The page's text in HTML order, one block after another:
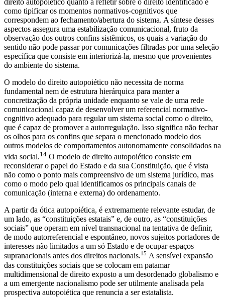
direito autopoiético quanto a refletir sobre o direito identificado e
como tipificar os momentos normativos-cognitivos que
correspondem ao fechamento/abertura do sistema. A síntese desses
aspectos assegura uma estabilização comunicacional, fruto da
observação dos outros confins sistêmicos, os quais a variação do
sentido não pode passar por comunicações filtradas por uma seleção
específica que consiste em interiorizá-la, mesmo que provenientes
do ambiente do sistema.
O modelo do direito autopoiético não necessita de norma
fundamental nem de estrutura hierárquica para manter a
concretização da própria unidade enquanto se vale de uma rede
comunicacional capaz de desenvolver um referencial normativo-
cognitivo adequado para regular um sistema social como o direito,
que é capaz de promover a autorregulação. Isso significa não fechar
os olhos para os confins que separa o mencionado modelo dos
outros modelos de comportamentos autonomamente consolidados na
vida social.14 O modelo de direito autopoiético consiste em
reconsiderar o papel do Estado e da sua Constituição, que é vista
não como o ponto mais compreensivo de um sistema jurídico, mas
como o modo pelo qual identificamos os principais canais de
comunicação (interna e externa) do ordenamento.
A partir da ótica autopoiética, é extremamente relevante estudar, de
um lado, as “constituições estatais” e, de outro, as “constituições
sociais” que operam em nível transnacional na tentativa de definir,
de modo autorreferencial e espontâneo, novos sujeitos portadores de
interesses não limitados a um só Estado e de ocupar espaços
supranacionais antes dos direitos nacionais.15 A sensível expansão
das constituições sociais que se colocam em patamar
multidimensional de direito exposto a um desordenado globalismo e
a um emergente nacionalismo pode ser utilmente analisada pela
prospectiva autopoiética que renuncia a ser estatalista.